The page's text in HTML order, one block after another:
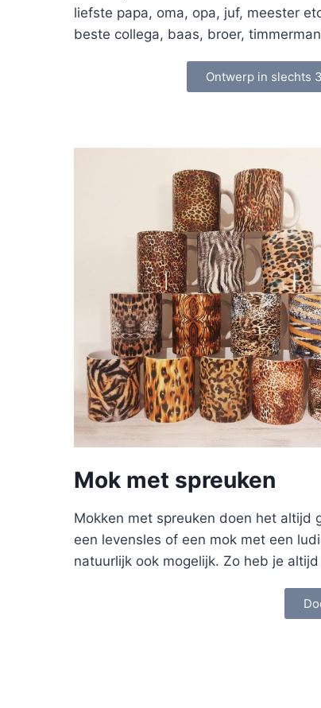
liefste papa, oma, opa, juf, meester
beste collega, baas, broer,
Ontwerp in slechts
Mok met spreuken
Mokken met spreuken doen het altijd
een levensles of een mok met een
natuurlijk ook mogelijk. Zo heb je